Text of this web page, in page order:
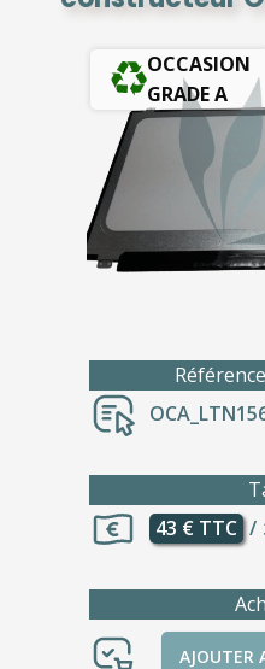
OCCASION
GRADE A
43 € TTC /
AJOUTER